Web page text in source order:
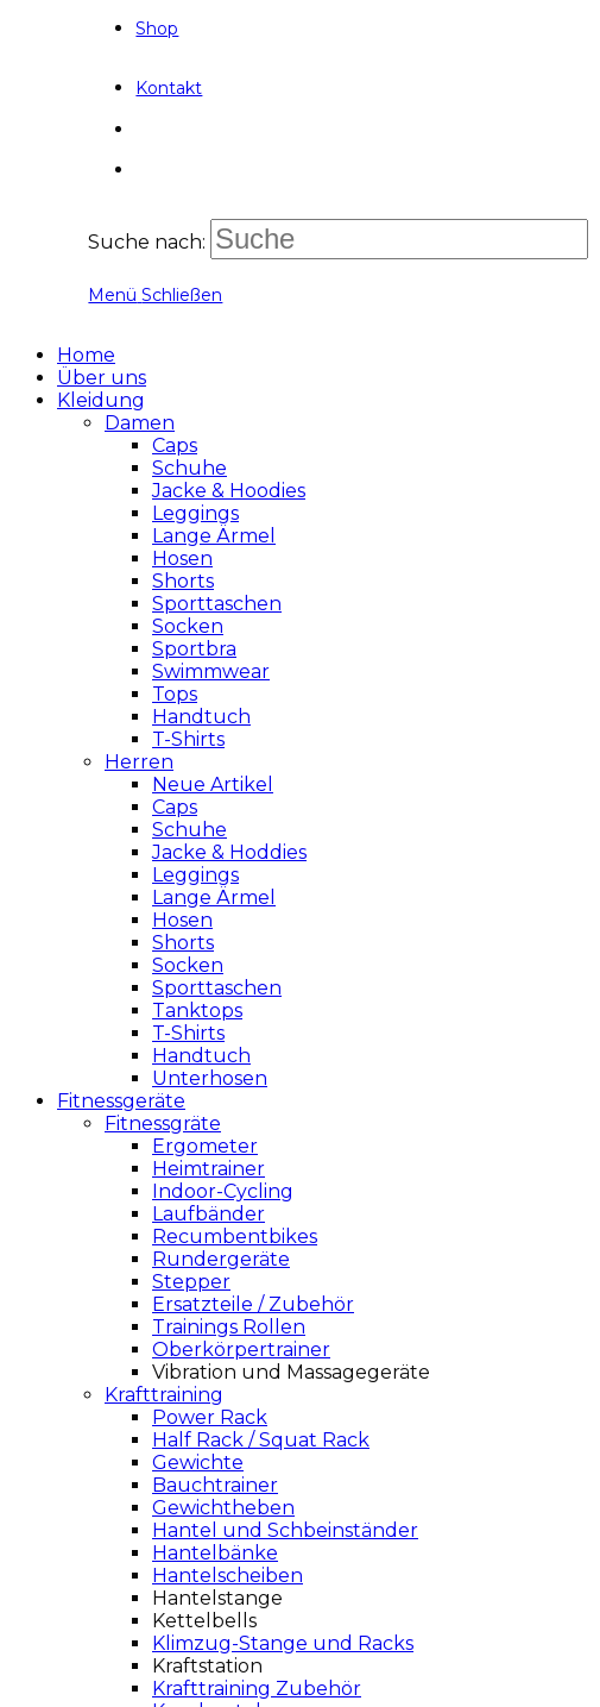
Shop
Kontakt
Suche nach:
Menü Schließen
Home
Über uns
Kleidung
Damen
Caps
Schuhe
Jacke & Hoodies
Leggings
Lange Ärmel
Hosen
Shorts
Sporttaschen
Socken
Sportbra
Swimmwear
Tops
Handtuch
T-Shirts
Herren
Neue Artikel
Caps
Schuhe
Jacke & Hoddies
Leggings
Lange Ärmel
Hosen
Shorts
Socken
Sporttaschen
Tanktops
T-Shirts
Handtuch
Unterhosen
Fitnessgeräte
Fitnessgräte
Ergometer
Heimtrainer
Indoor-Cycling
Laufbänder
Recumbentbikes
Rundergeräte
Stepper
Ersatzteile / Zubehör
Trainings Rollen
Oberkörpertrainer
Vibration und Massagegeräte
Krafttraining
Power Rack
Half Rack / Squat Rack
Gewichte
Bauchtrainer
Gewichtheben
Hantel und Schbeinständer
Hantelbänke
Hantelscheiben
Hantelstange
Kettelbells
Klimzug-Stange und Racks
Kraftstation
Krafttraining Zubehör